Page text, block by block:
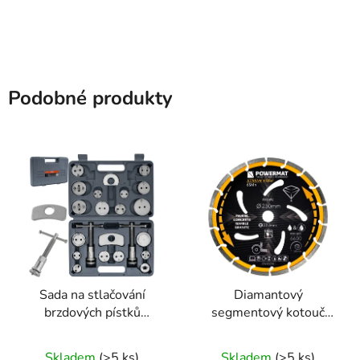
Podobné produkty
Sada na stlačování
brzdových pístků
22T, 22 ks
Diamantový
segmentový kotouč
TDCS-2302T